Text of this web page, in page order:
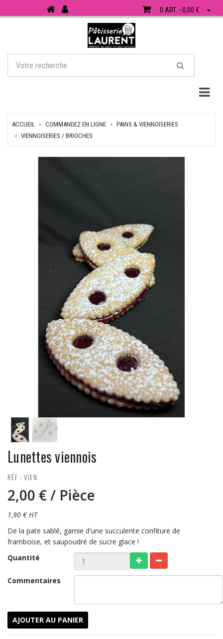
0 ART. - 0,00 €
ACCUEIL COMMANDEZ EN LIGNE
PAINS & VIENNOISERIES
VIENNOISERIES / BRIOCHES
Lunettes viennois
RÉF : VIEN
2,00 €/ Pièce
1,90 € HT
De la pate sablé, garnie d'une succulente confiture de
framboise, et saupoudré de sucre glace !
Quantité
Commentaires
AJOUTER AU PANIER